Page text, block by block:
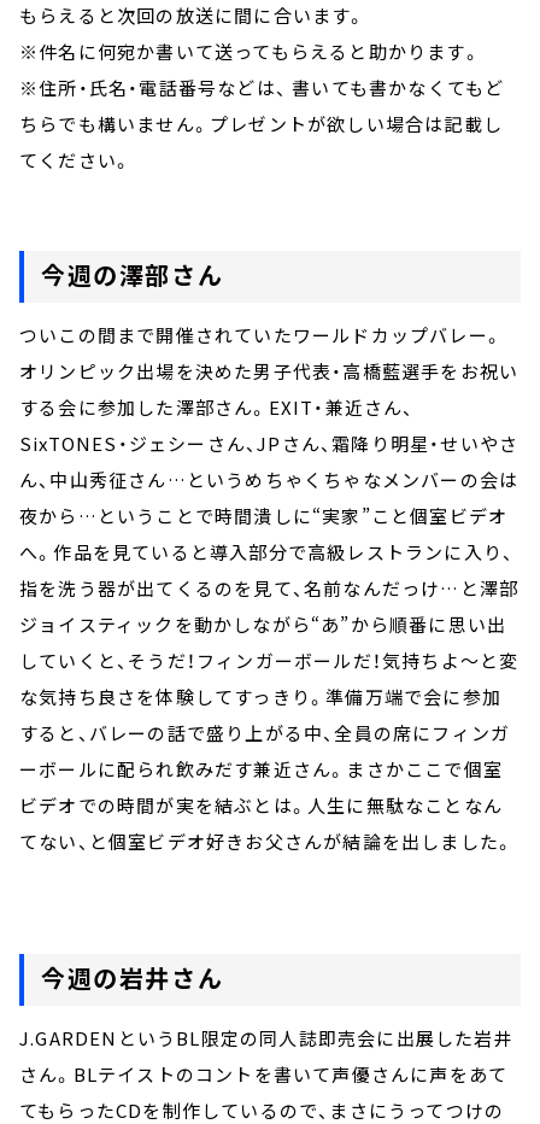
もらえると次回の放送に間に合います。
※件名に何宛か書いて送ってもらえると助かります。
※住所・氏名・電話番号などは、 書いても書かなくてもど
ちらでも構いません。プレゼントが欲しい場合は記載し
てください。
今週の澤部さん
ついこの間まで開催されていたワールドカップバレー。
オリンピック出場を決めた男子代表・高橋藍選手をお祝い
する会に参加した澤部さん。EXIT・兼近さん、
SixTONES・ジェシーさん、JPさん、霜降り明星・せいやさ
ん、中山秀征さん…というめちゃくちゃなメンバーの会は
夜から…ということで時間潰しに“実家”こと個室ビデオ
へ。作品を見ていると導入部分で高級レストランに入り、
指を洗う器が出てくるのを見て、名前なんだっけ…と澤部
ジョイスティックを動かしながら“あ”から順番に思い出
していくと、そうだ！フィンガーボールだ！気持ちよ～と変
な気持ち良さを体験してすっきり。準備万端で会に参加
すると、バレーの話で盛り上がる中、全員の席にフィンガ
ーボールに配られ飲みだす兼近さん。まさかここで個室
ビデオでの時間が実を結ぶとは。人生に無駄なことなん
てない、と個室ビデオ好きお父さんが結論を出しました。
今週の岩井さん
J.GARDENというBL限定の同人誌即売会に出展した岩井
さん。BLテイストのコントを書いて声優さんに声をあて
てもらったCDを制作しているので、まさにうってつけの